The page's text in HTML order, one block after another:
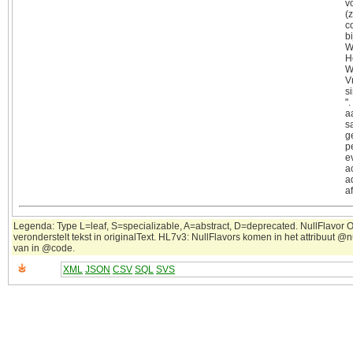
".
Legenda: Type L=leaf, S=specializable, A=abstract, D=deprecated. NullFlavor
veronderstelt tekst in originalText. HL7v3: NullFlavors komen in het attribuut
van in @code.
XML JSON CSV SQL SVS